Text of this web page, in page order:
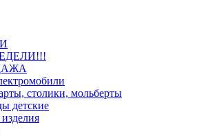
столики, мольберты
детские